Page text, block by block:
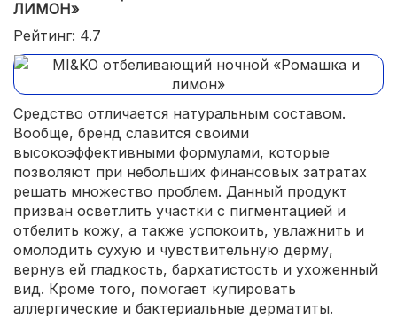
ЛИМОН»
Рейтинг: 4.7
Средство отличается натуральным составом.
Вообще, бренд славится своими
высокоэффективными формулами, которые
позволяют при небольших финансовых затратах
решать множество проблем. Данный продукт
призван осветлить участки с пигментацией и
отбелить кожу, а также успокоить, увлажнить и
омолодить сухую и чувствительную дерму,
вернув ей гладкость, бархатистость и ухоженный
вид. Кроме того, помогает купировать
аллергические и бактериальные дерматиты.